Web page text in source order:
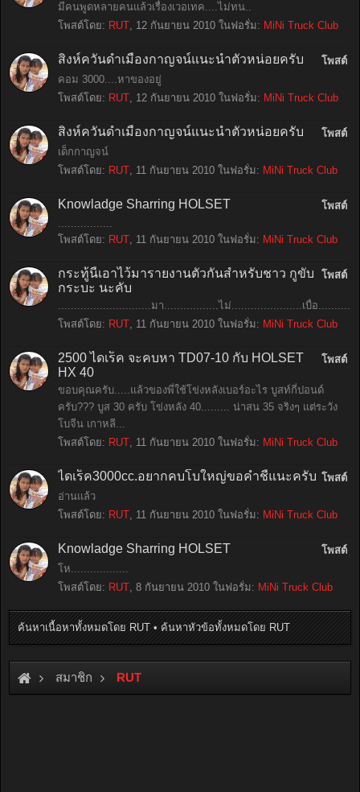
มีคนพูดหลายคนแล้วเรื่องเวอเทค....ไม่ทน..
โพสต์โดย: RUT, 12 กันยายน 2010 ในฟอรั่ม: MiNi Truck Club
โพสต์
สิงห์ควันดำเมืองกาญจน์แนะนำตัวหน่อยครับ
คอม 3000....หาของอยู่
โพสต์โดย: RUT, 12 กันยายน 2010 ในฟอรั่ม: MiNi Truck Club
โพสต์
สิงห์ควันดำเมืองกาญจน์แนะนำตัวหน่อยครับ
เด็กกาญจน์
โพสต์โดย: RUT, 11 กันยายน 2010 ในฟอรั่ม: MiNi Truck Club
โพสต์
Knowladge Sharring HOLSET
.................
โพสต์โดย: RUT, 11 กันยายน 2010 ในฟอรั่ม: MiNi Truck Club
โพสต์
กระทู้นี้เอาไว้มารายงานตัวกันสำหรับชาว กูขับ
กระบะ นะคับ
.............................มา.................ไม่......................เบื่อ
โพสต์โดย: RUT, 11 กันยายน 2010 ในฟอรั่ม: MiNi Truck Club
โพสต์
2500 ไดเร็ค จะคบหา TD07-10 กับ HOLSET
HX 40
ขอบคุณครับ.....แล้วของพี่ใช้โข่งหลังเบอร์อะไร บูสท์กี่ปอนด์
ครับ??? บูส 30 ครับ โข่งหลัง 40......... น่าสน 35 จริงๆ แต่ระวัง
โบจีน เกาหลี...
โพสต์โดย: RUT, 11 กันยายน 2010 ในฟอรั่ม: MiNi Truck Club
โพสต์
ไดเร็ค3000cc.อยากคบโบใหญ่ขอคำชี้แนะครับ
อ่านแล้ว
โพสต์โดย: RUT, 11 กันยายน 2010 ในฟอรั่ม: MiNi Truck Club
โพสต์
Knowladge Sharring HOLSET
โห..................
โพสต์โดย: RUT, 8 กันยายน 2010 ในฟอรั่ม: MiNi Truck Club
ค้นหาเนื้อหาทั้งหมดโดย RUT ค้นหาหัวข้อทั้งหมดโดย RUT
สมาชิก RUT